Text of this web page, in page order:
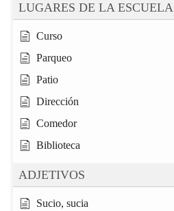
LUGARES DE LA ESCUELA
Curso
Parqueo
Patio
Dirección
Comedor
Biblioteca
ADJETIVOS
Sucio, sucia